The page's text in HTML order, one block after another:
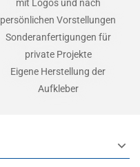
mit Logos und nach
persönlichen Vorstellungen
Sonderanfertigungen für
private Projekte
Eigene Herstellung der
Aufkleber
expand_more